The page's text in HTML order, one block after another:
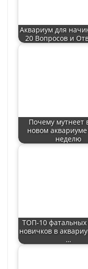
Аквариум для
20 Вопросов и
Почему мутнеет
новом
неделю
ТОП-10
новичков в
…